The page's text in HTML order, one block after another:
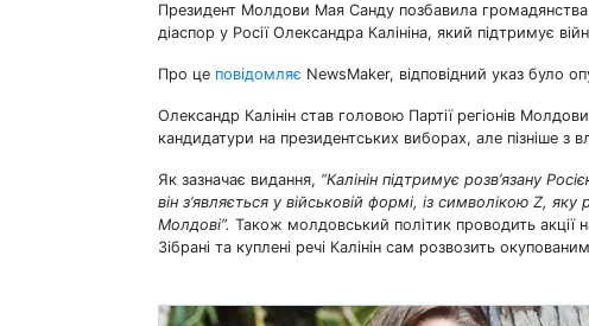
Президент Молдови Мая Санду позбавила громадянства
діаспор у Росії Олександра Калініна, який підтримує
Про це повідомляє NewsMaker, відповідний указ було
Олександр Калінін став головою Партії регіонів
кандидатури на президентських виборах, але пізніше з
Як зазначає видання, “Калінін підтримує розв’язану
він з’являється у військовій формі, із символікою Z,
Молдові”. Також молдовський політик проводить акції
Зібрані та куплені речі Калінін сам розвозить